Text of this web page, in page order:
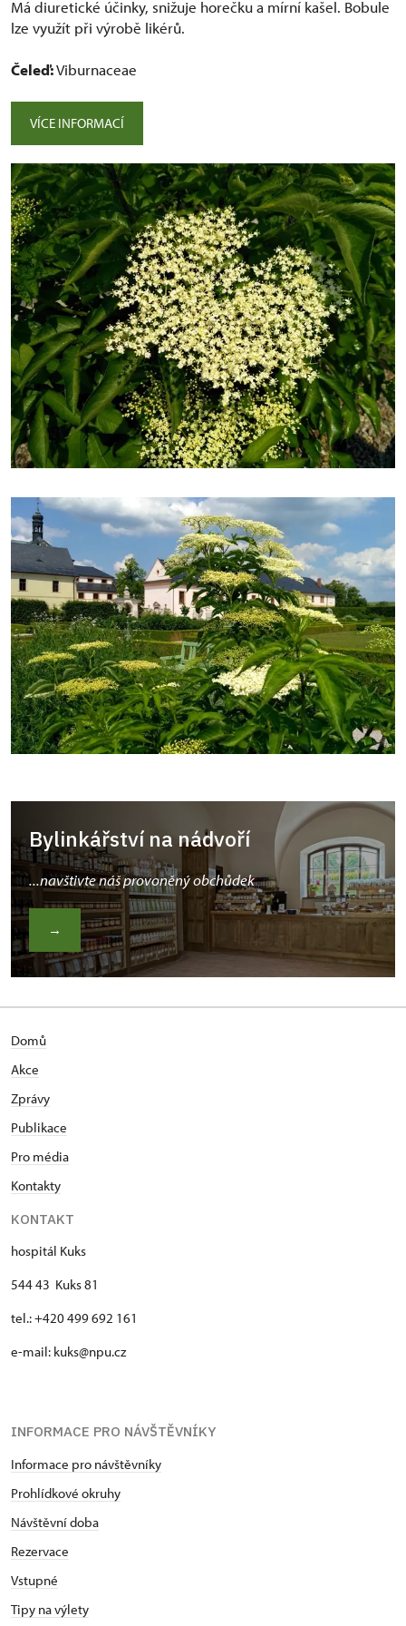
Má diuretické účinky, snižuje horečku a mírní kašel. Bobule
lze využít při výrobě likérů.
Čeleď:Viburnaceae
VÍCE INFORMACÍ
Bylinkářství na nádvoří
...navštivte náš provoněný obchůdek
→
Domů
Akce
Zprávy
Publikace
Pro média
Kontakty
KONTAKT
hospitál Kuks
544 43 Kuks 81
tel.: +420 499 692 161
e-mail: kuks@npu.cz
INFORMACE PRO NÁVŠTĚVNÍKY
Informace pro návštěvníky
Prohlídkové okruhy
Návštěvní doba
Rezervace
Vstupné
Tipy na výlety